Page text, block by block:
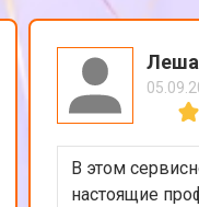
В этом
настоящие